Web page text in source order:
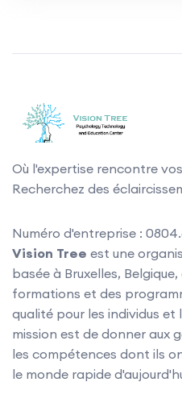
Où l'expertise rencontre
Recherchez des
Numéro d'entreprise :
Vision Tree est une
basée à Bruxelles,
formations et des
qualité pour les individus
mission est de donner aux
les compétences dont ils
le monde rapide